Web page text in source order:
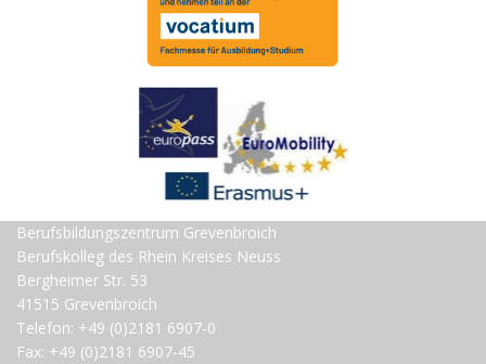
Berufsbildungszentrum Grevenbroich
Berufskolleg des Rhein Kreises Neuss
Bergheimer Str. 53
41515 Grevenbroich
Telefon: +49 (0)2181 6907-0
Fax: +49 (0)2181 6907-45